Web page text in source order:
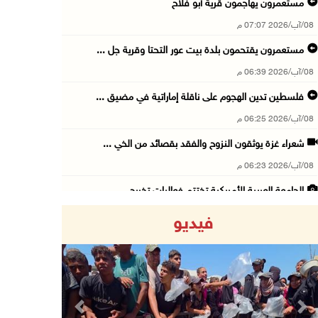
مستعمرون يهاجمون قرية أبو فلاح
08/آب/2026 07:07 م
مستعمرون يقتحمون بلدة بيت عور التحتا وقرية جل ...
08/آب/2026 06:39 م
فلسطين تدين الهجوم على ناقلة إماراتية في مضيق ...
08/آب/2026 06:25 م
شعراء غزة يوثقون النزوح والفقد بقصائد من الخي ...
08/آب/2026 06:23 م
الجامعة العربية الأمريكية تختتم فعاليات تخريج ...
08/آب/2026 05:52 م
الحايك: نقود جهودا وطنية لحماية المواقع الأثر ...
08/آب/2026 04:50 م
فيديو
Previous Next